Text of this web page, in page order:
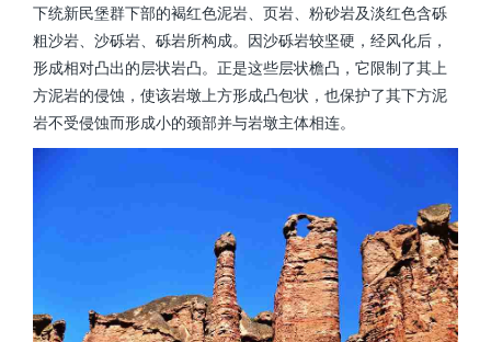
下统新民堡群下部的褐红色泥岩、页岩、粉砂岩及淡红色含砾
粗沙岩、沙砾岩、砾岩所构成。因沙砾岩较坚硬，经风化后，
形成相对凸出的层状岩凸。正是这些层状檐凸，它限制了其上
方泥岩的侵蚀，使该岩墩上方形成凸包状，也保护了其下方泥
岩不受侵蚀而形成小的颈部并与岩墩主体相连。